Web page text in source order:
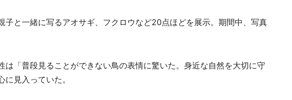
と一緒に写るアオサギ、フクロウなど20点ほどを展示。期間中、写真
「普段見ることができない鳥の表情に驚いた。身近な自然を大切に守
見入っていた。